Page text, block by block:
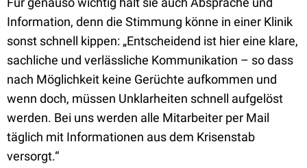
Information, denn die Stimmung könne in einer Klinik
sonst schnell kippen: „Entscheidend ist hier eine klare,
sachliche und verlässliche Kommunikation – so dass
nach Möglichkeit keine Gerüchte aufkommen und
wenn doch, müssen Unklarheiten schnell aufgelöst
werden. Bei uns werden alle Mitarbeiter per Mail
täglich mit Informationen aus dem Krisenstab
versorgt.“